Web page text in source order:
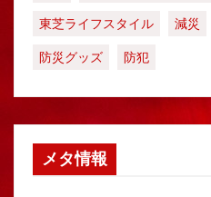
東芝ライフスタイル
減災
防災グッズ
防犯
メタ情報